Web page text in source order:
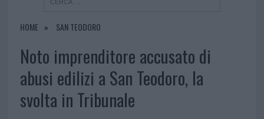
HOME SAN TEODORO
Noto imprenditore accusato di
abusi edilizi a San Teodoro, la
svolta in Tribunale